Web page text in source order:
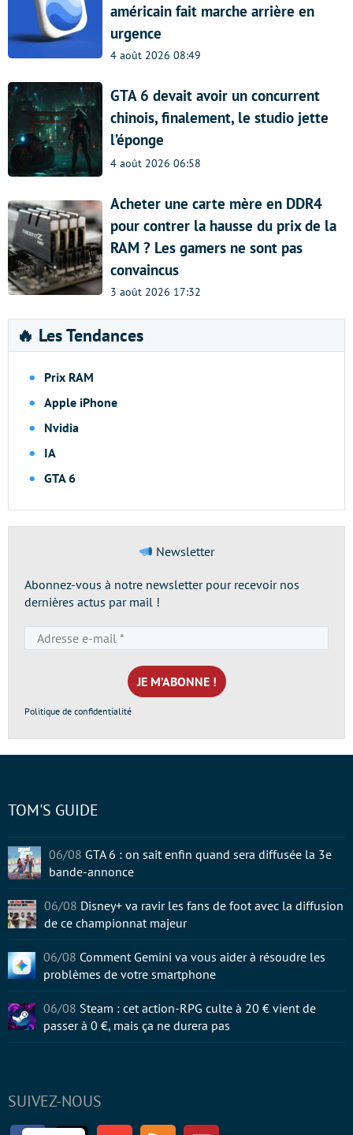
américain fait marche arrière en
urgence
4 août 2026 08:49
GTA 6 devait avoir un concurrent
chinois, finalement, le studio jette
l’éponge
4 août 2026 06:58
Acheter une carte mère en DDR4
pour contrer la hausse du prix de la
RAM ? Les gamers ne sont pas
convaincus
3 août 2026 17:32
🔥 Les Tendances
Prix RAM
Apple iPhone
Nvidia
IA
GTA 6
Newsletter
Abonnez-vous à notre newsletter pour recevoir nos
dernières actus par mail !
e-
mail
*
Politique de confidentialité
SUIVEZ-NOUS
TOM'S GUIDE
06/08 GTA 6 : on sait enfin quand sera diffusée la 3e
bande-annonce
06/08 Disney+ va ravir les fans de foot avec la diffusion
de ce championnat majeur
06/08 Comment Gemini va vous aider à résoudre les
problèmes de votre smartphone
06/08 Steam : cet action-RPG culte à 20 € vient de
passer à 0 €, mais ça ne durera pas